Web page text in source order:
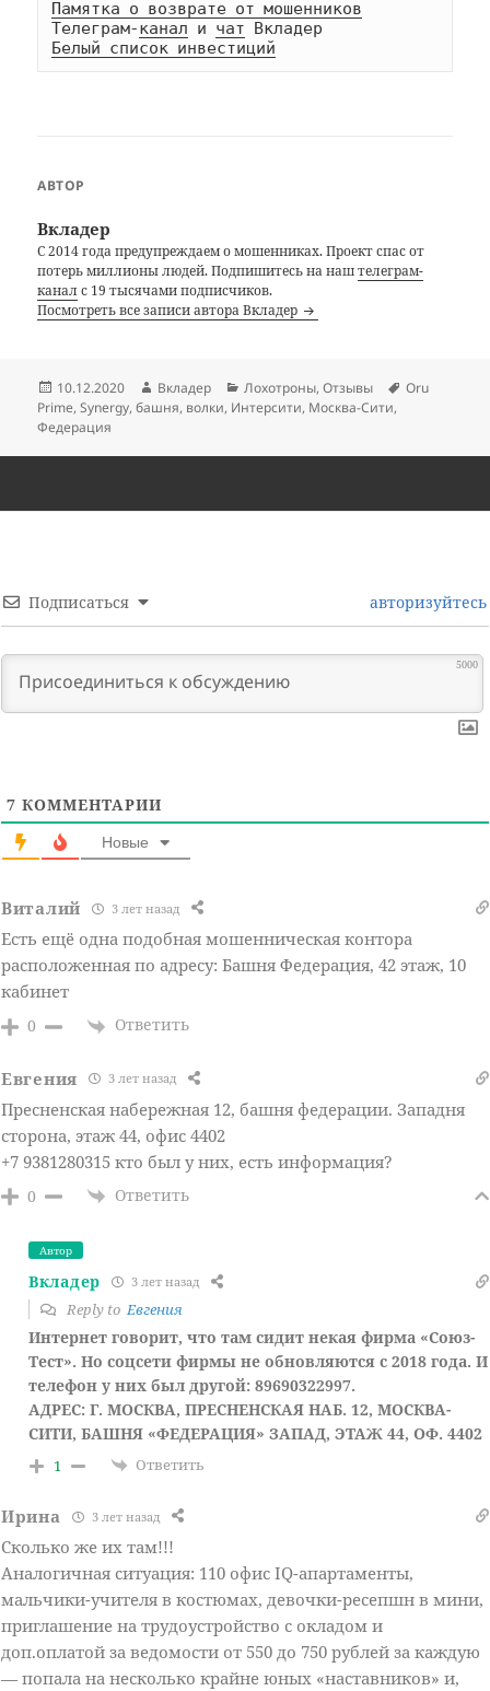
Памятка о возврате от мошенников
Телеграм-канал и чат
Белый список инвестиций
АВТОР
Вкладер
С 2014 года предупреждаем о мошенниках. Проект спас от
потерь миллионы людей. Подпишитесь на наштелеграм-
каналс 19 тысячами подписчиков.
Посмотреть все записи автора Вкладер
Опубликовано
10.12.2020 Автор
Вкладер Рубрики
Лохотроны,Отзывы Метки
Oru
Prime,Synergy,башня, волки, Интерсити, Москва-Сити,
Федерация
Подписаться авторизуйтесь
5000
7 КОММЕНТАРИИ
Новые
Виталий 3 лет назад
Есть ещё одна подобная мошенническая контора
расположенная по адресу: Башня Федерация, 42 этаж, 10
кабинет
0 Ответить
Евгения 3 лет назад
Пресненская набережная 12, башня федерации. Западня
сторона, этаж 44, офис 4402
+7 9381280315 кто был у них, есть информация?
0 Ответить
Автор
Вкладер 3 лет назад
Reply toЕвгения
Интернет говорит, что там сидит некая фирма «Союз-
Тест». Но соцсети фирмы не обновляются с 2018 года. И
телефон у них был другой: 89690322997.
АДРЕС: Г. МОСКВА, ПРЕСНЕНСКАЯ НАБ. 12, МОСКВА-
СИТИ, БАШНЯ «ФЕДЕРАЦИЯ» ЗАПАД, ЭТАЖ 44, ОФ. 4402
1 Ответить
Ирина 3 лет назад
Сколько же их там!!!
Аналогичная ситуация: 110 офис IQ-апартаменты,
мальчики-учителя в костюмах, девочки-ресепшн в мини,
приглашение на трудоустройство с окладом и
доп.оплатой за ведомости от 550 до 750 рублей за каждую
— попала на несколько крайне юных «наставников» и,